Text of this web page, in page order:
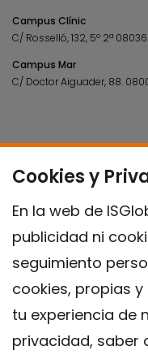
Cookies y
En la web de
publicidad ni
seguimiento
cookies, propias
tu experiencia de
privacidad, saber
Campus Clínic
C/ Rosselló, 132, 5º 2ª 08036.
Campus Mar
C/ Doctor Aiguader, 88.